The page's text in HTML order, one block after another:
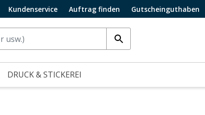
Kundenservice Auftrag finden Gutscheinguthaben
DRUCK & STICKEREI